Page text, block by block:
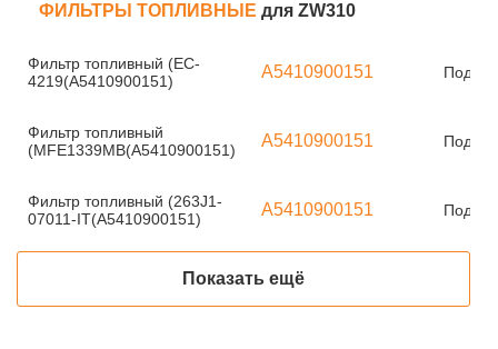
ФИЛЬТРЫ ТОПЛИВНЫЕ для ZW310
Фильтр топливный (EC-
4219(A5410900151)
A5410900151 Под
Фильтр топливный
(MFE1339MB(A5410900151)
A5410900151 Под
Фильтр топливный (263J1-
07011-IT(A5410900151)
A5410900151 Под
Показать ещё